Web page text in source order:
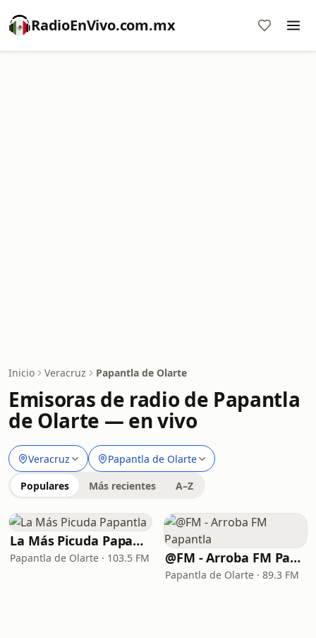
RadioEnVivo.com.mx
Inicio Veracruz Papantla de Olarte
Emisoras de radio de Papantla
de Olarte — en vivo
Veracruz Papantla de Olarte
Populares Más recientes A–Z
La Más Picuda Papantla
Papantla de Olarte · 103.5 FM @FM - Arroba FM Papantla
Papantla de Olarte · 89.3 FM